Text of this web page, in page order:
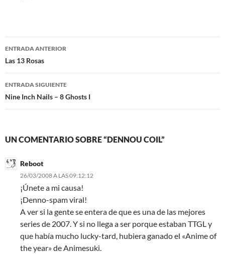
Navegación
de
entradas
ENTRADA ANTERIOR
Las 13 Rosas
ENTRADA SIGUIENTE
Nine Inch Nails – 8 Ghosts I
UN COMENTARIO SOBRE “DENNOU COIL”
Reboot
26/03/2008 A LAS 09:12:12
¡Únete a mi causa!
¡Denno-spam viral!
A ver si la gente se entera de que es una de las mejores
series de 2007. Y si no llega a ser porque estaban TTGL y
que había mucho lucky-tard, hubiera ganado el «Anime of
the year» de Animesuki.